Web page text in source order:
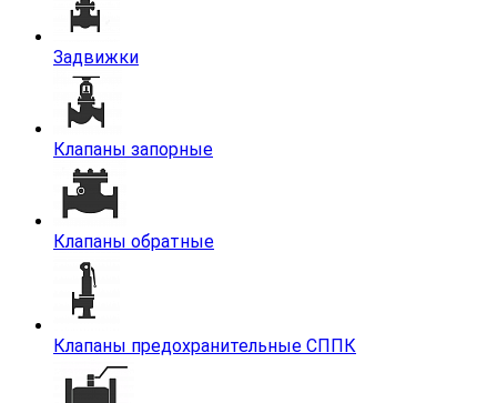
Задвижки
Клапаны запорные
Клапаны обратные
Клапаны предохранительные СППК